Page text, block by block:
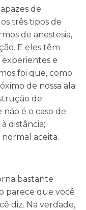
de
três tipos de
de anestesia,
E eles têm
experientes e
foi que, como
de nossa ala
de
é o caso de
distância;
aceita.
bastante
parece que você
diz. Na verdade,